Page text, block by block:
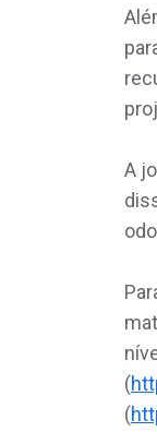
A
(
(